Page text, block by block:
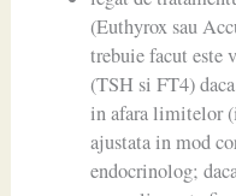
(Euthyrox sau
trebuie facut este
(TSH si FT4)
in afara limitelor
ajustata in mod
endocrinolog;